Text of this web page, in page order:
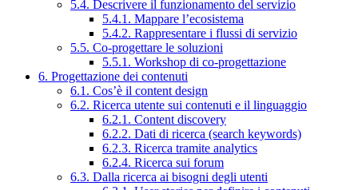
5.4. Descrivere il funzionamento del servizio
5.4.1. Mappare l’ecosistema
5.4.2. Rappresentare i flussi di servizio
5.5. Co-progettare le soluzioni
5.5.1. Workshop di co-progettazione
6. Progettazione dei contenuti
6.1. Cos’è il content design
6.2. Ricerca utente sui contenuti e il linguaggio
6.2.1. Content discovery
6.2.2. Dati di ricerca (search keywords)
6.2.3. Ricerca tramite analytics
6.2.4. Ricerca sui forum
6.3. Dalla ricerca ai bisogni degli utenti